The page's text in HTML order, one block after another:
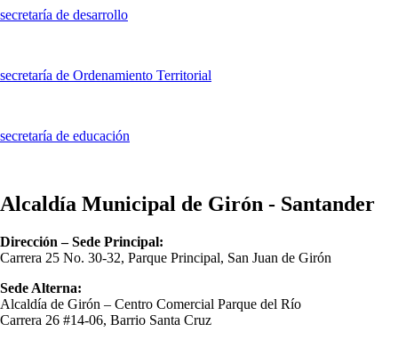
secretaría de desarrollo
secretaría de Ordenamiento Territorial
secretaría de educación
Alcaldía Municipal de Girón - Santander
Dirección – Sede Principal:
Carrera 25 No. 30-32, Parque Principal, San Juan de Girón
Sede Alterna:
Alcaldía de Girón – Centro Comercial Parque del Río
Carrera 26 #14-06, Barrio Santa Cruz